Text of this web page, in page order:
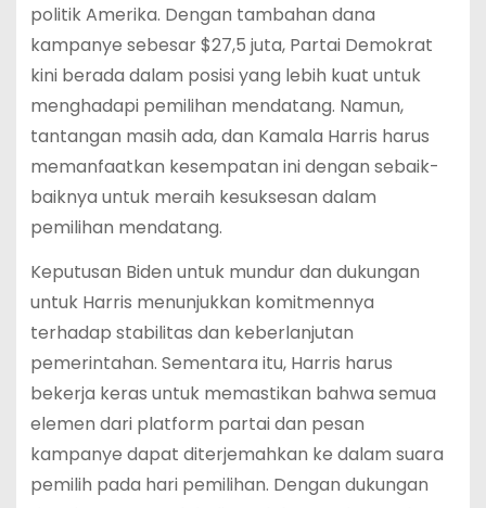
politik Amerika. Dengan tambahan dana
kampanye sebesar $27,5 juta, Partai Demokrat
kini berada dalam posisi yang lebih kuat untuk
menghadapi pemilihan mendatang. Namun,
tantangan masih ada, dan Kamala Harris harus
memanfaatkan kesempatan ini dengan sebaik-
baiknya untuk meraih kesuksesan dalam
pemilihan mendatang.
Keputusan Biden untuk mundur dan dukungan
untuk Harris menunjukkan komitmennya
terhadap stabilitas dan keberlanjutan
pemerintahan. Sementara itu, Harris harus
bekerja keras untuk memastikan bahwa semua
elemen dari platform partai dan pesan
kampanye dapat diterjemahkan ke dalam suara
pemilih pada hari pemilihan. Dengan dukungan